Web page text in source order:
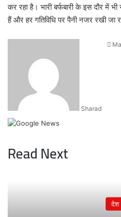
कर रहा है। भारी बर्फबारी के इस दौर में
हैं और हर गतिविधि पर पैनी नजर रखी जा
Sharad
Send
Read Next
देश